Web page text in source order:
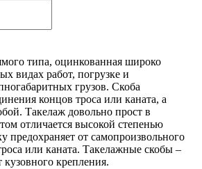
типа, оцинкованная широко
видах работ, погрузке и
грузов. Скоба
концов троса или каната, а
Такелаж довольно прост в
отличается высокой степенью
предохраняет от самопроизвольного
или каната. Такелажные скобы –
крепления.